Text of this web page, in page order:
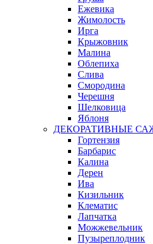
Ежевика
Жимолость
Ирга
Крыжовник
Малина
Облепиха
Слива
Смородина
Черешня
Шелковица
Яблоня
ДЕКОРАТИВНЫЕ
Гортензия
Барбарис
Калина
Дерен
Ива
Кизильник
Клематис
Лапчатка
Можжевельник
Пузыреплодник